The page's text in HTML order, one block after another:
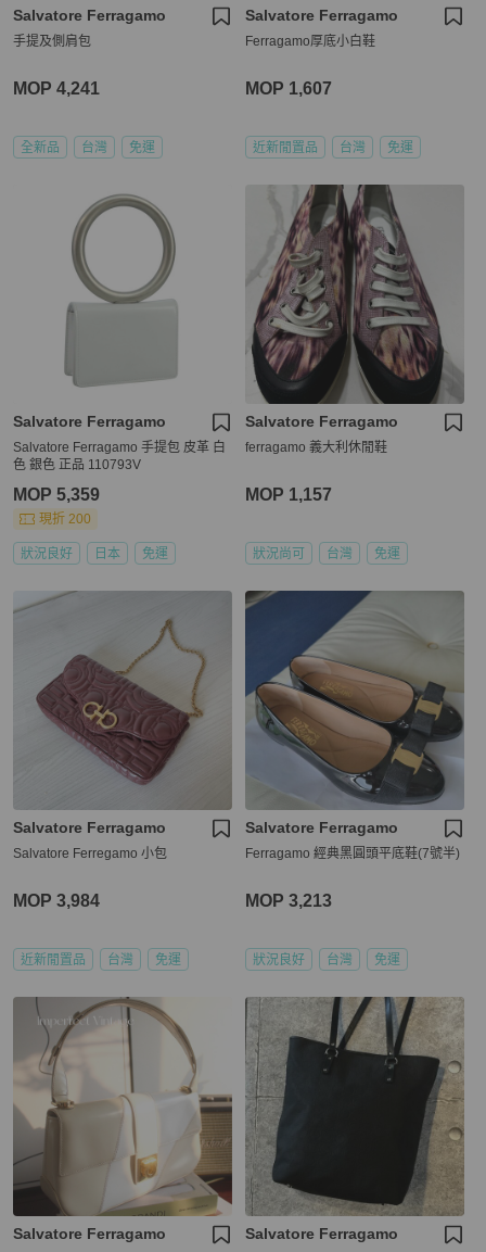
Salvatore Ferragamo
手提及側肩包
MOP 4,241
全新品 台灣 免運
Salvatore Ferragamo
Ferragamo厚底小白鞋
MOP 1,607
近新閒置品 台灣 免運
Salvatore Ferragamo
Salvatore Ferragamo 手提包 皮革 白
色 銀色 正品 110793V
MOP 5,359
現折 200
狀況良好 日本 免運
Salvatore Ferragamo
ferragamo 義大利休閒鞋
MOP 1,157
狀況尚可 台灣 免運
Salvatore Ferragamo
Salvatore Ferregamo 小包
MOP 3,984
近新閒置品 台灣 免運
Salvatore Ferragamo
Ferragamo 經典黑圓頭平底鞋(7號半)
MOP 3,213
狀況良好 台灣 免運
Salvatore Ferragamo Salvatore Ferragamo